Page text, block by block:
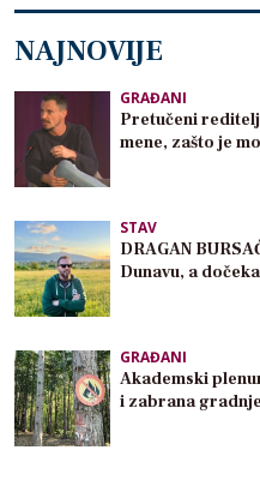
NAJNOVIJE
GRAĐANI
Pretučeni
mene, zašto je
STAV
DRAGAN
Dunavu, a
GRAĐANI
Akademski
i zabrana